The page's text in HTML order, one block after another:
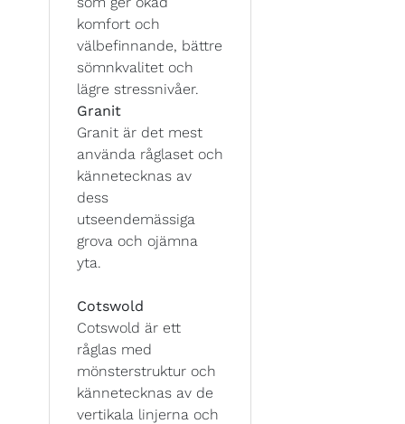
komfort och
välbefinnande, bättre
sömnkvalitet och
lägre stressnivåer.
Granit
Granit är det mest
använda råglaset och
kännetecknas av
dess
utseendemässiga
grova och ojämna
yta.
Cotswold
Cotswold är ett
råglas med
mönsterstruktur och
kännetecknas av de
vertikala linjerna och